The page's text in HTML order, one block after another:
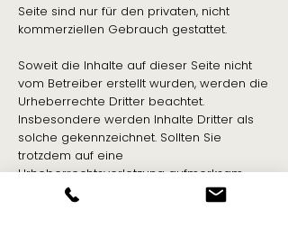
Seite sind nur für den privaten, nicht
kommerziellen Gebrauch gestattet.
Soweit die Inhalte auf dieser Seite nicht
vom Betreiber erstellt wurden, werden die
Urheberrechte Dritter beachtet.
Insbesondere werden Inhalte Dritter als
solche gekennzeichnet. Sollten Sie
trotzdem auf eine
Urheberrechtsverletzung aufmerksam
werden, bitten wir um einen